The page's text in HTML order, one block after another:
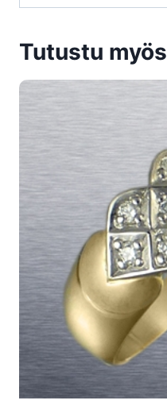
Tutustu myös